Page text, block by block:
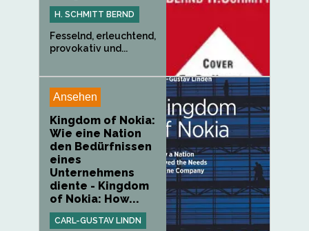
H. SCHMITT BERND
Fesselnd, erleuchtend,
provokativ und...
Ansehen
Kingdom of Nokia:
Wie eine Nation
den Bedürfnissen
eines
Unternehmens
diente - Kingdom
of Nokia: How...
CARL-GUSTAV LINDN